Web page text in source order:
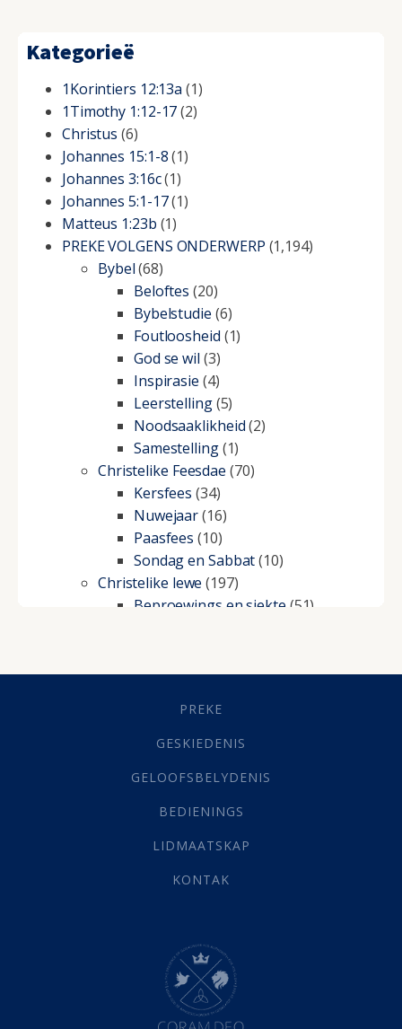
Kategorieë
1Korintiers 12:13a (1)
1Timothy 1:12-17(2)
Christus (6)
Johannes 15:1-8(1)
Johannes 3:16c(1)
Johannes 5:1-17(1)
Matteus 1:23b (1)
PREKE VOLGENS ONDERWERP (1,194)
Bybel(68)
Beloftes (20)
Bybelstudie (6)
Foutloosheid (1)
God se wil (3)
Inspirasie (4)
Leerstelling(5)
Noodsaaklikheid(2)
Samestelling(1)
Christelike Feesdae (70)
Kersfees (34)
Nuwejaar(16)
Paasfees (10)
Sondag en Sabbat(10)
Christelike lewe (197)
Beproewings en siekte (51)
Geestelike Groei(10)
(21)
Grys Areas(4)
Lewensdoel(3)
Selfondersoek(1)
Werk(22)
(142)
Hemel (31)
Israel (14)
Millennium(1)
PREKE
GESKIEDENIS
GELOOFSBELYDENIS
BEDIENINGS
LIDMAATSKAP
KONTAK